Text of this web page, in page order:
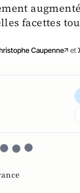
facettes
Caupenne et